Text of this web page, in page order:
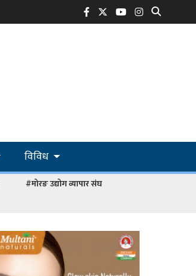
विविध
#मोरङ उद्योग व्यापार संघ